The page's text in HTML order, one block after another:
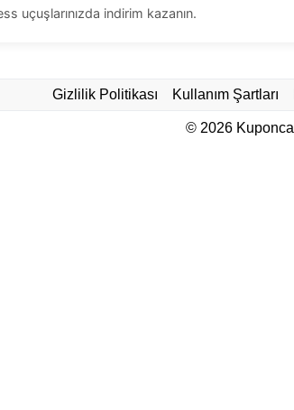
uçuşlarınızda indirim kazanın.
Gizlilik Politikası Kullanım Şartları
© 2026 Kuponca